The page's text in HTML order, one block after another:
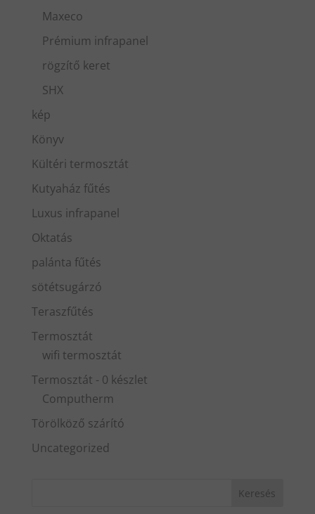
Maxeco
Prémium infrapanel
rögzítő keret
SHX
kép
Könyv
Kültéri termosztát
Kutyaház fűtés
Luxus infrapanel
Oktatás
palánta fűtés
sötétsugárzó
Teraszfűtés
Termosztát
wifi termosztát
Termosztát - 0 készlet
Computherm
Törölköző szárító
Uncategorized